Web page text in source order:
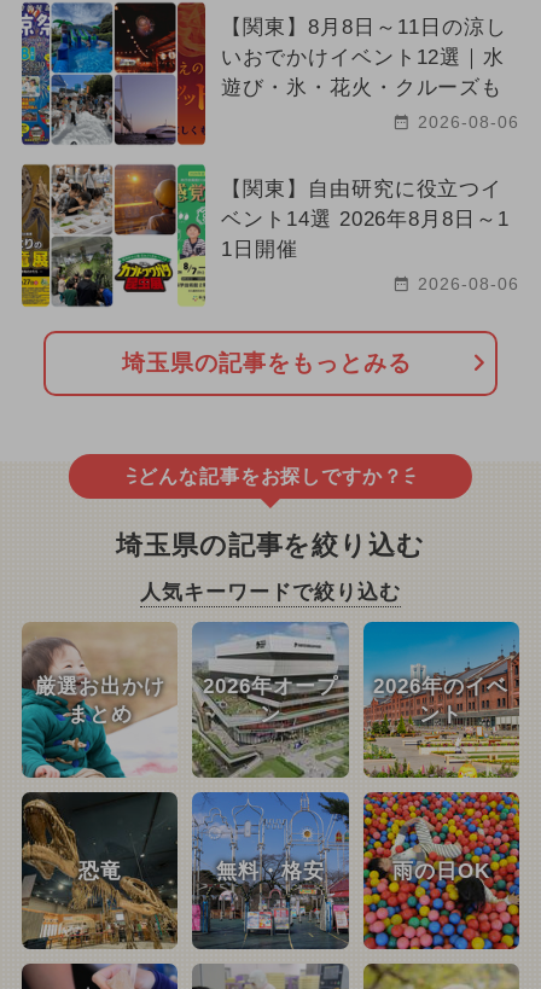
【関東】8月8日～11日の涼し
いおでかけイベント12選｜水
遊び・氷・花火・クルーズも
2026-08-06
【関東】自由研究に役立つイ
ベント14選 2026年8月8日～1
1日開催
2026-08-06
埼玉県の記事をもっとみる
どんな記事をお探しですか？
埼玉県の記事を絞り込む
人気キーワードで絞り込む
厳選お出かけ
まとめ
2026年オープ
ン
2026年のイベ
ント
恐竜 無料・格安 雨の日OK